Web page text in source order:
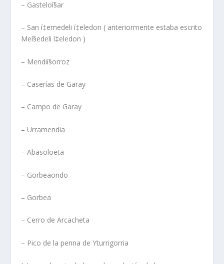
– Gasteloí§ar
– San í‡emedeli í‡eledon ( anteriormente estaba escrito
Meí§edeli í‡eledon )
– Mendií§orroz
– Caserí­as de Garay
– Campo de Garay
– Urramendia
– Abasoloeta
– Gorbeaondo
– Gorbea
– Cerro de Arcacheta
– Pico de la penna de Yturrigorria